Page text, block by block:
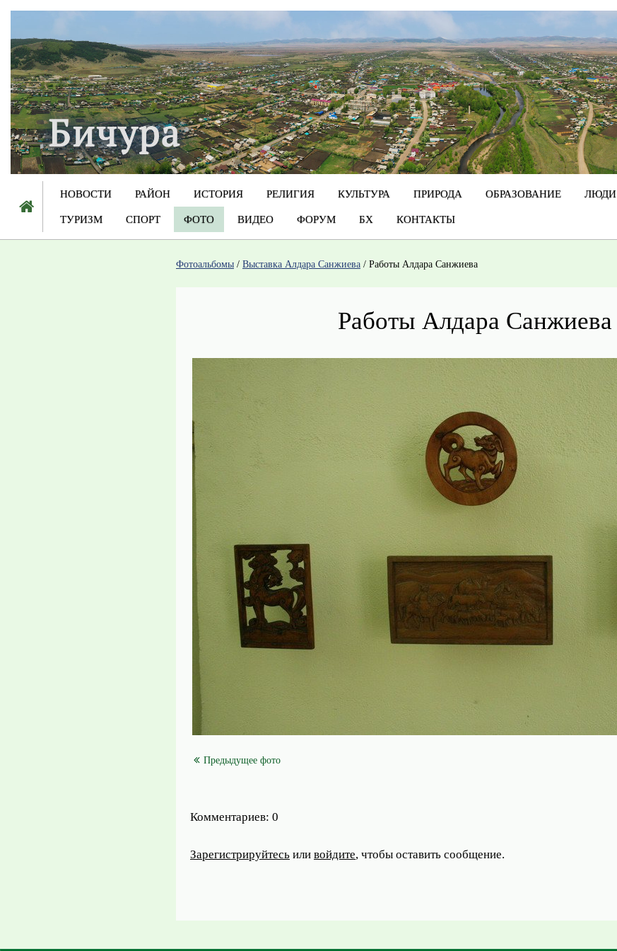
НОВОСТИ РАЙОН ИСТОРИЯ РЕЛИГИЯ КУЛЬТУРА ПРИРОДА ОБРАЗОВАНИЕ ЛЮДИ
ТУРИЗМ СПОРТ ФОТО ВИДЕО ФОРУМ БХ КОНТАКТЫ
Фотоальбомы / Выставка Алдара Санжиева / Работы Алдара Санжиева
Работы Алдара Санжиева
Предыдущее фото
Комментариев: 0
Зарегистрируйтесь или войдите, чтобы оставить сообщение.